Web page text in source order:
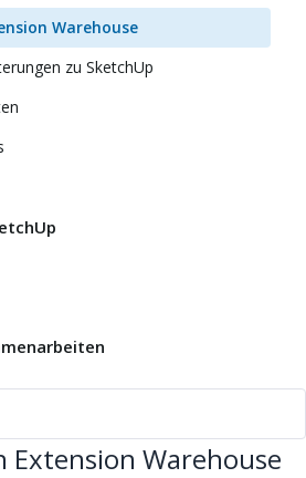
Warehouse
zu SketchUp
Extension Warehouse